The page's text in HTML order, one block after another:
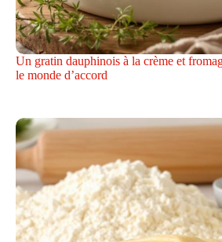
Un gratin dauphinois à la crème et
le monde d’accord